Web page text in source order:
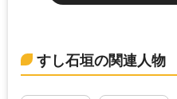
すし石垣の関連人物